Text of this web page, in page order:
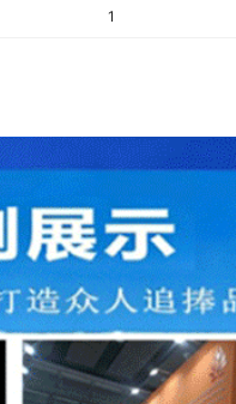
1